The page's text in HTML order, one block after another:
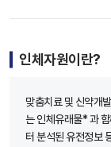
인체자원이란?
맞춤치료 및 신약개
는 인체유래물* 과
터 분석된 유전정보